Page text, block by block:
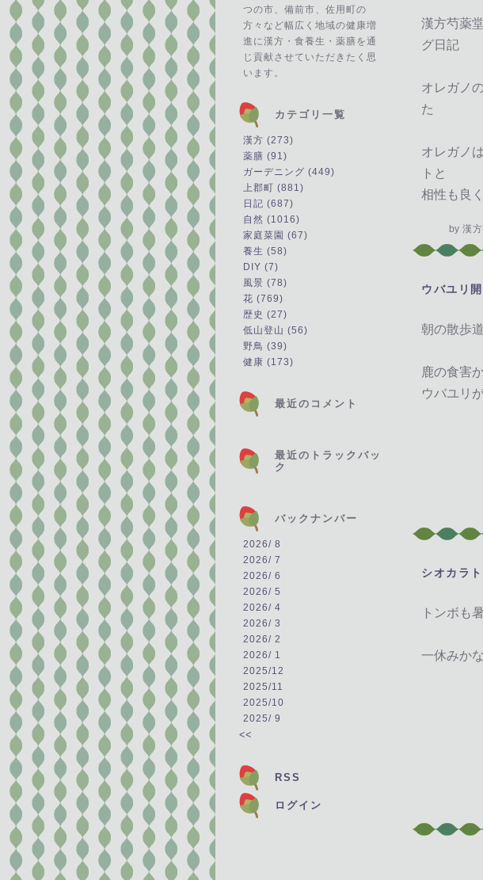
つの市、備前市、佐用町の
方々など幅広く地域の健康増
進に漢方・食養生・薬膳を通
じ貢献させていただきたく思
います。
カテゴリ一覧
漢方 (273)
薬膳 (91)
ガーデニング (449)
上郡町 (881)
日記 (687)
自然 (1016)
家庭菜園 (67)
養生 (58)
DIY (7)
風景 (78)
花 (769)
歴史 (27)
低山登山 (56)
野鳥 (39)
健康 (173)
最近のコメント
最近のトラックバッ
ク
バックナンバー
2026/ 8
2026/ 7
2026/ 6
2026/ 5
2026/ 4
2026/ 3
2026/ 2
2026/ 1
2025/12
2025/11
2025/10
2025/ 9
<<
RSS
ログイン
漢方芍薬
グ日記
オレガノ
た
オレガノ
トと
相性も良
by 漢
ウバユリ
朝の散歩道
鹿の食害
ウバユリ
シオカラ
トンボも
一休みか